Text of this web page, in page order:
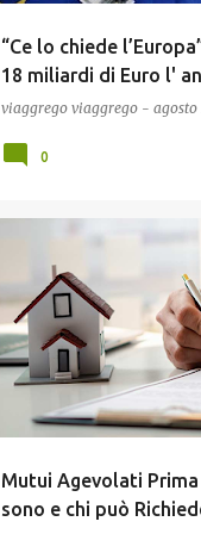
“Ce lo chiede
18 miliardi di Euro l'
Governi Obbediscono
viaggrego viaggrego - agosto
0
Mutui Agevolati
sono e chi può
NEWS SCUOLA E